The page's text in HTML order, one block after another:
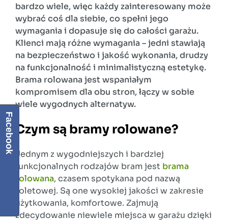
bardzo wiele, więc każdy zainteresowany może
wybrać coś dla siebie, co spełni jego
wymagania i dopasuje się do całości garażu.
Klienci mają różne wymagania – jedni stawiają
na bezpieczeństwo i jakość wykonania, drudzy
na funkcjonalność i minimalistyczną estetykę.
Brama rolowana jest wspaniałym
kompromisem dla obu stron, łączy w sobie
wiele wygodnych alternatyw.
Czym są bramy rolowane?
Jednym z wygodniejszych i bardziej
funkcjonalnych rodzajów bram jest brama
rolowana, czasem spotykana pod nazwą
roletowej. Są one wysokiej jakości w zakresie
użytkowania, komfortowe. Zajmują
zdecydowanie niewiele miejsca w garażu dzięki
Facebook